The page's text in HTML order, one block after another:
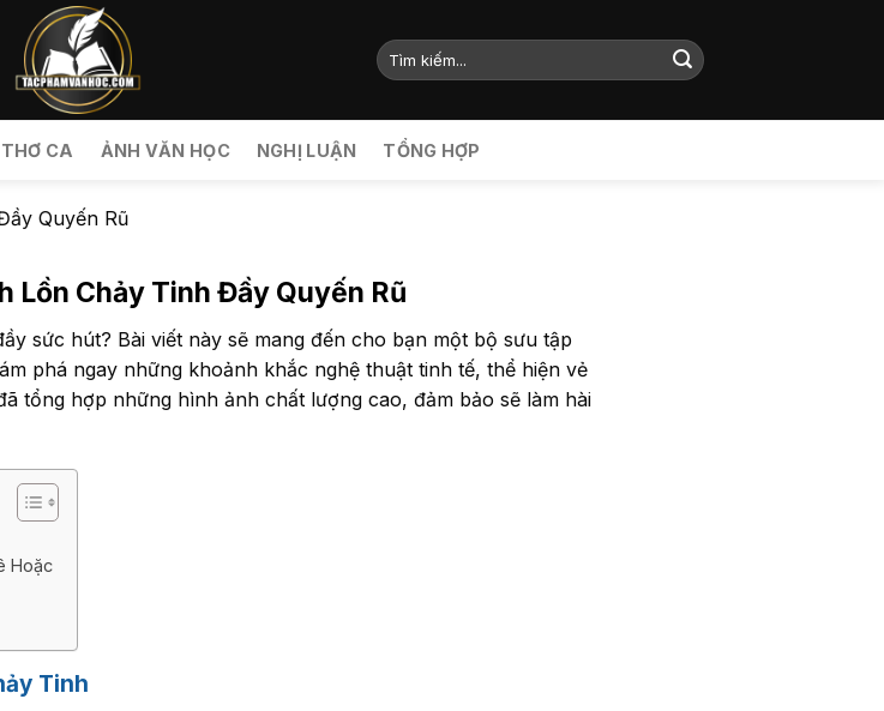
THƠ CA ẢNH VĂN HỌC NGHỊ LUẬN TỔNG HỢP
Quyến Rũ
Lồn Chảy Tinh Đầy Quyến Rũ
sức hút? Bài viết này sẽ mang đến cho bạn một bộ sưu tập
phá ngay những khoảnh khắc nghệ thuật tinh tế, thể hiện vẻ
tổng hợp những hình ảnh chất lượng cao, đảm bảo sẽ làm hài
Hoặc
Tinh